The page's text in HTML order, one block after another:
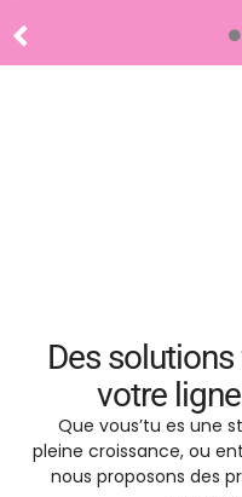
imprimé avec l'étiquette
Des
votre
Que vous’tu es une
pleine croissance, ou
nous proposons des